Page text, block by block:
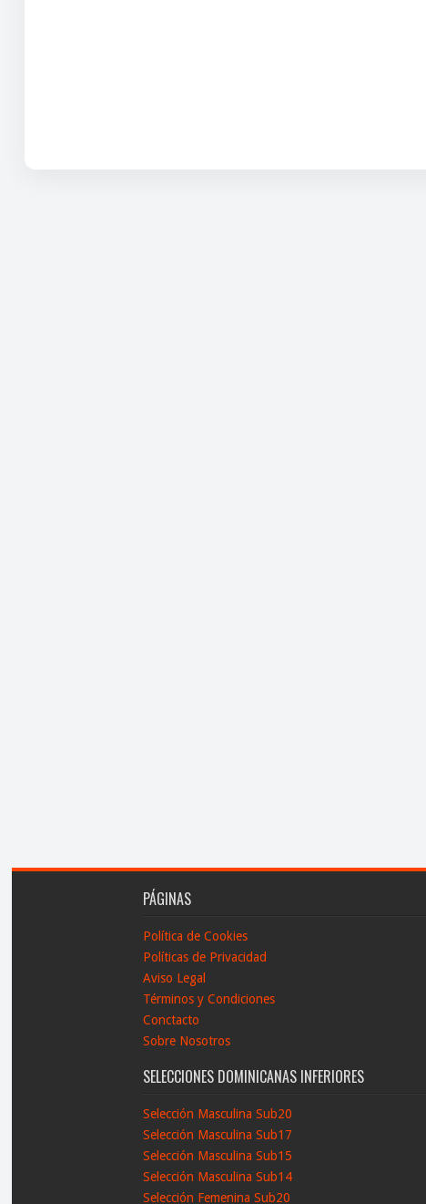
PÁGINAS
Política de Cookies
Políticas de Privacidad
Aviso Legal
Términos y Condiciones
Conctacto
Sobre Nosotros
SELECCIONES DOMINICANAS INFERIORES
Selección Masculina Sub20
Selección Masculina Sub17
Selección Masculina Sub15
Selección Masculina Sub14
Selección Femenina Sub20